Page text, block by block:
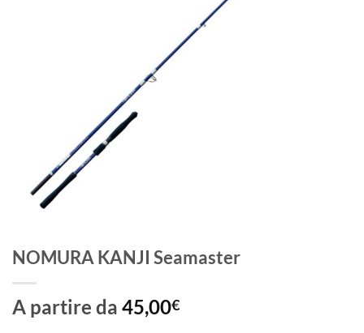
NOMURA KANJI Seamaster
A partire da 45,00€